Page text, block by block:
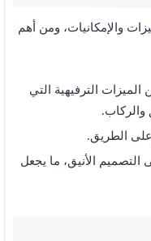
والإمكانيات، ومن أهم
الترفيهية التي
والركاب.
على الطريق.
التصميم الأنيق، ما يجعل